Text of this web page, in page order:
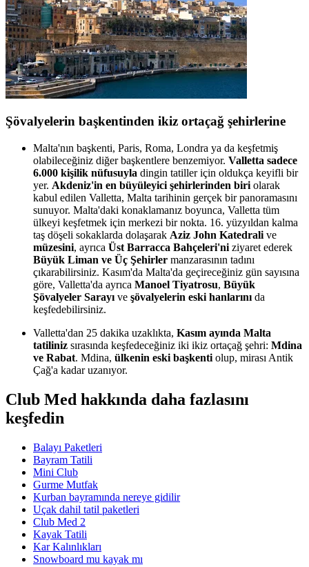
Şövalyelerin başkentinden ikiz ortaçağ şehirlerine
Malta'nın başkenti, Paris, Roma, Londra ya da keşfetmiş
olabileceğiniz diğer başkentlere benzemiyor. Valletta sadece
6.000 kişilik nüfusuyla dingin tatiller için oldukça keyifli bir
yer. Akdeniz'in en büyüleyici şehirlerinden biri olarak
kabul edilen Valletta, Malta tarihinin gerçek bir panoramasını
sunuyor. Malta'daki konaklamanız boyunca, Valletta tüm
ülkeyi keşfetmek için merkezi bir nokta. 16. yüzyıldan kalma
taş döşeli sokaklarda dolaşarak Aziz John Katedrali ve
müzesini, ayrıca Üst Barracca Bahçeleri'ni ziyaret ederek
Büyük Liman ve Üç Şehirler manzarasının tadını
çıkarabilirsiniz. Kasım'da Malta'da geçireceğiniz gün sayısına
göre, Valletta'da ayrıca Manoel Tiyatrosu, Büyük
Şövalyeler Sarayı ve şövalyelerin eski hanlarını da
keşfedebilirsiniz.
Valletta'dan 25 dakika uzaklıkta, Kasım ayında Malta
tatiliniz sırasında keşfedeceğiniz iki ikiz ortaçağ şehri: Mdina
ve Rabat. Mdina, ülkenin eski başkenti olup, mirası Antik
Çağ'a kadar uzanıyor.
Club Med hakkında daha fazlasını
keşfedin
Balayı Paketleri
Bayram Tatili
Mini Club
Gurme Mutfak
Kurban bayramında nereye gidilir
Uçak dahil tatil paketleri
Club Med 2
Kayak Tatili
Kar Kalınlıkları
Snowboard mu kayak mı